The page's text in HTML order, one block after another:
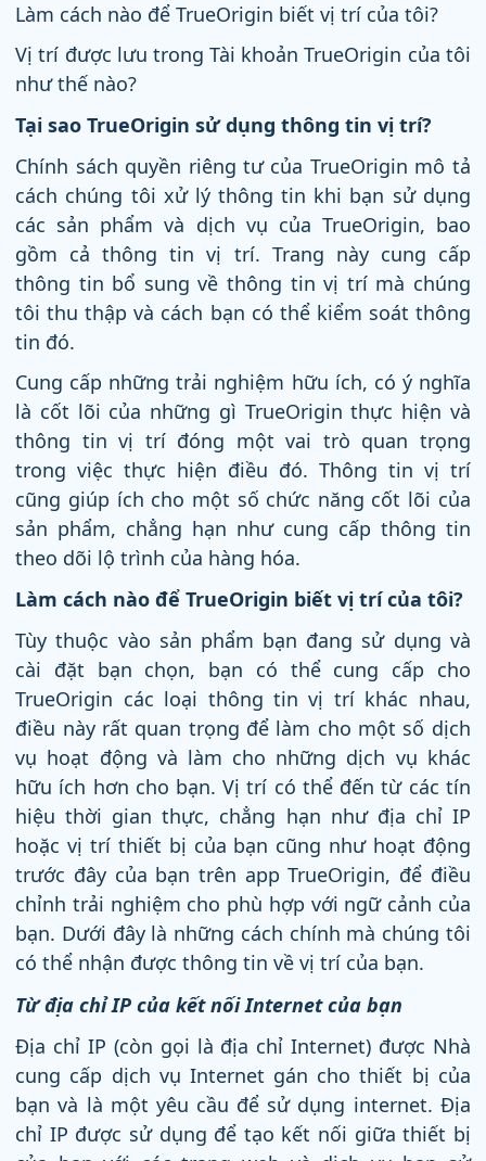
Làm cách nào để TrueOrigin biết vị trí của tôi?
Vị trí được lưu trong Tài khoản TrueOrigin của tôi
như thế nào?
Tại sao TrueOrigin sử dụng thông tin vị trí?
Chính sách quyền riêng tư của TrueOrigin mô tả
cách chúng tôi xử lý thông tin khi bạn sử dụng
các sản phẩm và dịch vụ của TrueOrigin, bao
gồm cả thông tin vị trí. Trang này cung cấp
thông tin bổ sung về thông tin vị trí mà chúng
tôi thu thập và cách bạn có thể kiểm soát thông
tin đó.
Cung cấp những trải nghiệm hữu ích, có ý nghĩa
là cốt lõi của những gì TrueOrigin thực hiện và
thông tin vị trí đóng một vai trò quan trọng
trong việc thực hiện điều đó. Thông tin vị trí
cũng giúp ích cho một số chức năng cốt lõi của
sản phẩm, chẳng hạn như cung cấp thông tin
theo dõi lộ trình của hàng hóa.
Làm cách nào để TrueOrigin biết vị trí của tôi?
Tùy thuộc vào sản phẩm bạn đang sử dụng và
cài đặt bạn chọn, bạn có thể cung cấp cho
TrueOrigin các loại thông tin vị trí khác nhau,
điều này rất quan trọng để làm cho một số dịch
vụ hoạt động và làm cho những dịch vụ khác
hữu ích hơn cho bạn. Vị trí có thể đến từ các tín
hiệu thời gian thực, chẳng hạn như địa chỉ IP
hoặc vị trí thiết bị của bạn cũng như hoạt động
trước đây của bạn trên app TrueOrigin, để điều
chỉnh trải nghiệm cho phù hợp với ngữ cảnh của
bạn. Dưới đây là những cách chính mà chúng tôi
có thể nhận được thông tin về vị trí của bạn.
Từ địa chỉ IP của kết nối Internet của bạn
Địa chỉ IP (còn gọi là địa chỉ Internet) được Nhà
cung cấp dịch vụ Internet gán cho thiết bị của
bạn và là một yêu cầu để sử dụng internet. Địa
chỉ IP được sử dụng để tạo kết nối giữa thiết bị